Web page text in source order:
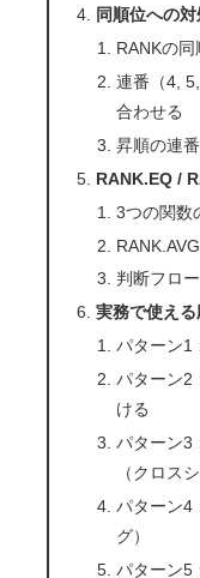
同順位への
RANKの
連番（4,
合わせる
昇順の連
RANK.EQ /
3つの関数
判断フロー
実務で使え
パターン1
パターン2
ける
パターン3
（クロス
パターン4
グ）
パターン5